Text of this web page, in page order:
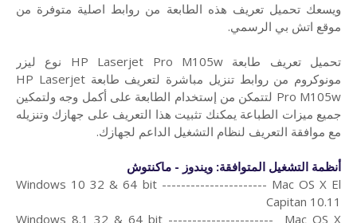
ويسعك تحميل تعريف هذه الطابعة من روابط اصلية متوفرة من
موقع اتش بي الرسمي.
تحميل تعريف طابعة HP Laserjet Pro M105w نوع ليزر
مونوكروم من روابط تنزيل مباشرة لتعريف طابعة HP Laserjet
Pro M105w لتتمكن من إستخدام الطابعة على أكمل وجه ولتمكين
جميع ميزات الطباعة يمكنك تثبيت هذا التعريف على جهازك وتنزيله
مع موافقة التعريف لنظام التشغيل الداعم لجهازك.
أنظمة التشغيل المتوافقة: ويندوز - ماكنتوش
Windows 10 32 & 64 bit ---------------------- Mac OS X El
Capitan 10.11
Windows 8.1 32 & 64 bit ---------------------- Mac OS X